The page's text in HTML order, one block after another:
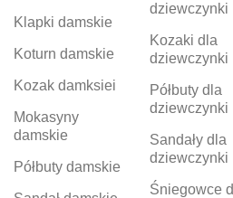
Klapki damskie
Koturn damskie
Kozak damksiei
Mokasyny
damskie
Półbuty damskie
dziewczynki
Kozaki dla
dziewczynki
Półbuty dla
dziewczynki
Sandały dla
dziewczynki
Śniegowce